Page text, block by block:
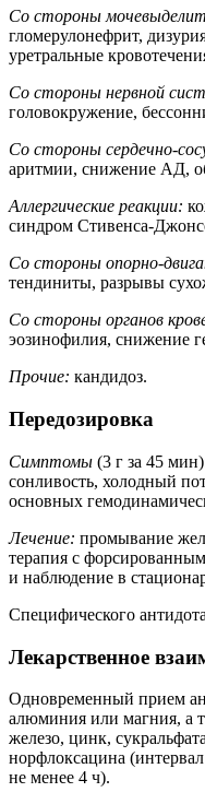
Со стороны
гломерулонефрит,
уретральные
Со стороны нервной
головокружение,
Со стороны сердечно-
аритмии, снижение АД,
Аллергические реакции:
синдром Стивенса-
Со стороны опорно-
тендиниты, разрывы
Со стороны органов
эозинофилия, снижение
Прочие: кандидоз.
Передозировка
Симптомы (3 г за 45
сонливость, холодный
основных
Лечение: промывание
терапия с
и наблюдение в
Специфического
Лекарственное
Одновременный прием
алюминия или магния, а
железо, цинк,
норфлоксацина
не менее 4 ч).